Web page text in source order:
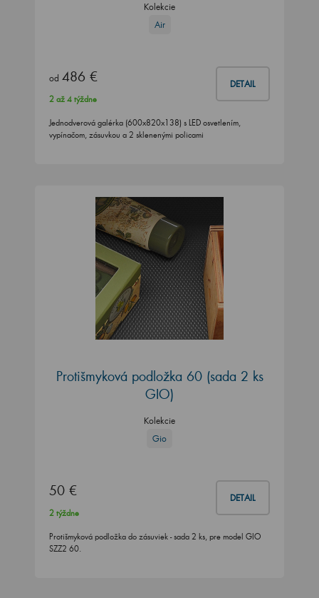
Kolekcie
Air
od 486 € DETAIL
2 až 4 týždne
Jednodverová galérka (600x820x138) s LED osvetlením,
vypínačom, zásuvkou a 2 sklenenými policami
Protišmyková podložka 60 (sada 2 ks
GIO)
Kolekcie
Gio
50 € DETAIL
2 týždne
Protišmyková podložka do zásuviek - sada 2 ks, pre model GIO
SZZ2 60.